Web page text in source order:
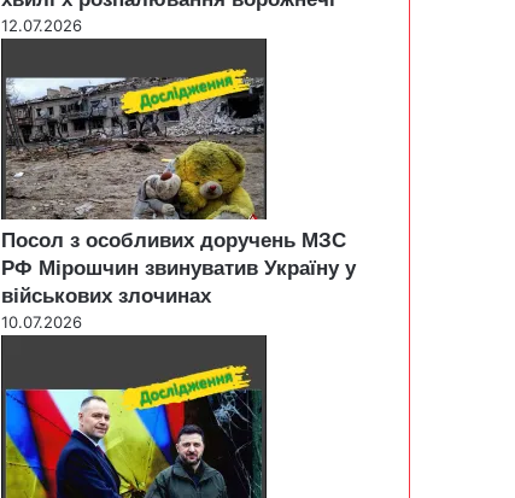
12.07.2026
Посол з особливих доручень МЗС
РФ Мірошчин звинуватив Україну у
військових злочинах
10.07.2026